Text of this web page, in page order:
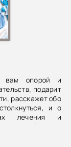
вам опорой и
подарит
расскажет обо
и о
лечения и
врач
профессию и